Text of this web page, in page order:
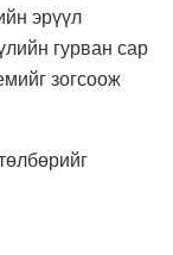
эрүүл
гурван сар
зогсоож